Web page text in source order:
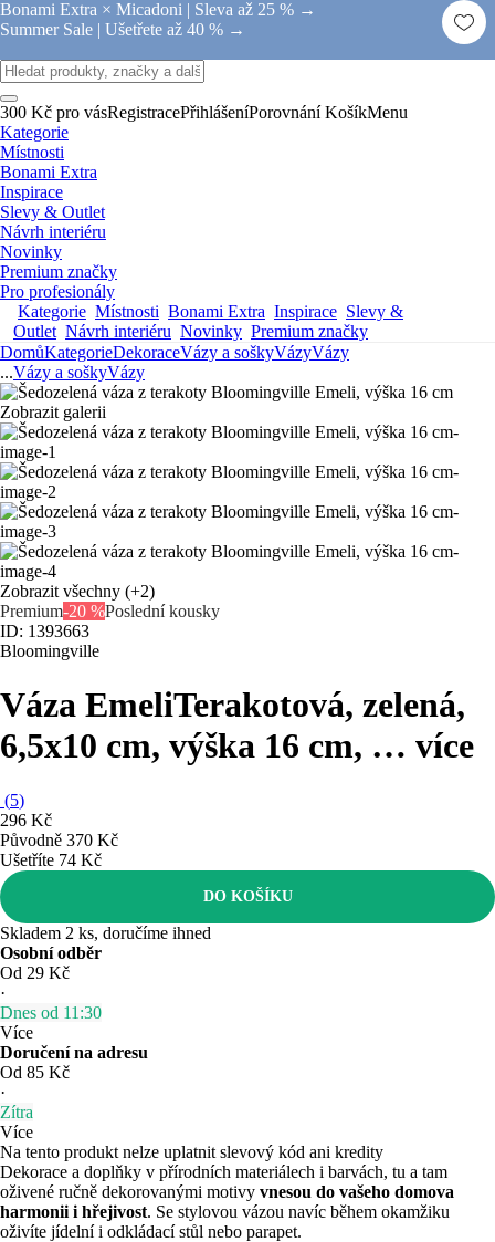
Bonami Extra × Micadoni | Sleva až 25 % →
Summer Sale | Ušetřete až 40 % →
300 Kč pro vásRegistracePřihlášeníPorovnání KošíkMenu
Kategorie
Místnosti
Bonami Extra
Inspirace
Slevy & Outlet
Návrh interiéru
Novinky
Premium značky
Pro profesionály
Kategorie Místnosti Bonami Extra Inspirace Slevy &
Outlet Návrh interiéru Novinky Premium značky
DomůKategorieDekoraceVázy a soškyVázyVázy
...Vázy a soškyVázy
Zobrazit galerii
Zobrazit všechny (+2)
Premium-20 %Poslední kousky
ID: 1393663
Bloomingville
Váza EmeliTerakotová, zelená,
6,5x10 cm, výška 16 cm, … více
(5)
296 Kč
Původně 370 Kč
Ušetříte 74 Kč
DO KOŠÍKU
Skladem 2 ks, doručíme ihned
Osobní odběr
Od 29 Kč
·
Dnes od 11:30
Více
Doručení na adresu
Od 85 Kč
·
Zítra
Více
Na tento produkt nelze uplatnit slevový kód ani kredity
Dekorace a doplňky v přírodních materiálech i barvách, tu a tam
oživené ručně dekorovanými motivy vnesou do vašeho domova
harmonii i hřejivost. Se stylovou vázou navíc během okamžiku
oživíte jídelní i odkládací stůl nebo parapet.